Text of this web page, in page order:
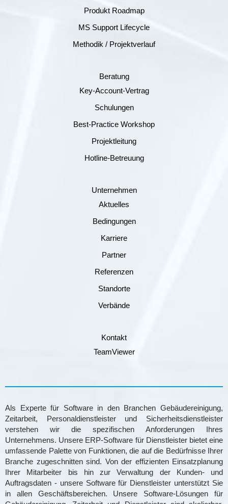
Produkt Roadmap
MS Support Lifecycle
Methodik / Projektverlauf
Beratung
Key-Account-Vertrag
Schulungen
Best-Practice Workshop
Projektleitung
Hotline-Betreuung
Unternehmen
Aktuelles
Bedingungen
Karriere
Partner
Referenzen
Standorte
Verbände
Kontakt
TeamViewer
Als Experte für Software in den Branchen Gebäudereinigung,
Zeitarbeit, Personaldienstleister und Sicherheitsdienstleister
verstehen wir die spezifischen Anforderungen Ihres
Unternehmens. Unsere ERP-Software für Dienstleister bietet eine
umfassende Palette von Funktionen, die auf die Bedürfnisse Ihrer
Branche zugeschnitten sind. Von der effizienten Einsatzplanung
Ihrer Mitarbeiter bis hin zur Verwaltung der Kunden- und
Auftragsdaten - unsere Software für Dienstleister unterstützt Sie
in allen Geschäftsbereichen. Unsere Software-Lösungen für